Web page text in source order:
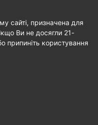
сайті, призначена для
Ви не досягли 21-
припиніть користування